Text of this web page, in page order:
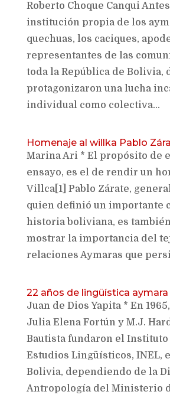
Roberto Choque Canqui
institución propia de los
quechuas, los caciques,
representantes de las
toda la República de Bolivia,
protagonizaron una lucha
individual como colectiva...
Homenaje al willka Pablo
Marina Ari * El propósito de
ensayo, es el de rendir un
Villca[1] Pablo Zárate,
quien definió un importante
historia boliviana, es
mostrar la importancia del
relaciones Aymaras que
22 años de lingüística aymara
Juan de Dios Yapita * En
Julia Elena Fortún y M.J.
Bautista fundaron el Instituto
Estudios Lingüísticos, INEL,
Bolivia, dependiendo de la
Antropología del Ministerio